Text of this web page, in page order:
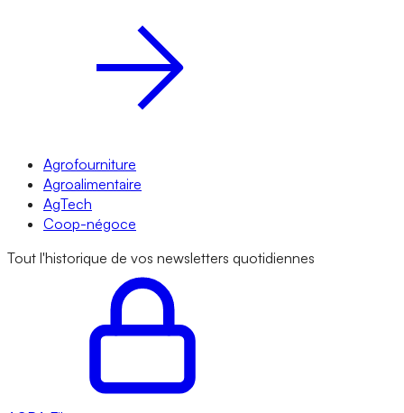
Agrofourniture
Agroalimentaire
AgTech
Coop-négoce
Tout l'historique de vos newsletters quotidiennes